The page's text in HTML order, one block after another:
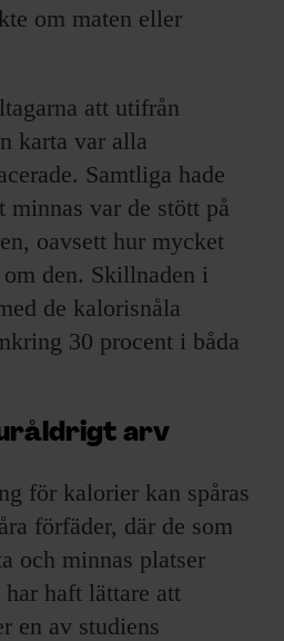
om maten eller
att utifrån
karta var alla
Samtliga hade
var de stött på
oavsett hur mycket
den. Skillnaden i
de kalorisnåla
30 procent i båda
arv
för kalorier kan spåras
förfäder, där de som
och minnas platser
haft lättare att
en av studiens